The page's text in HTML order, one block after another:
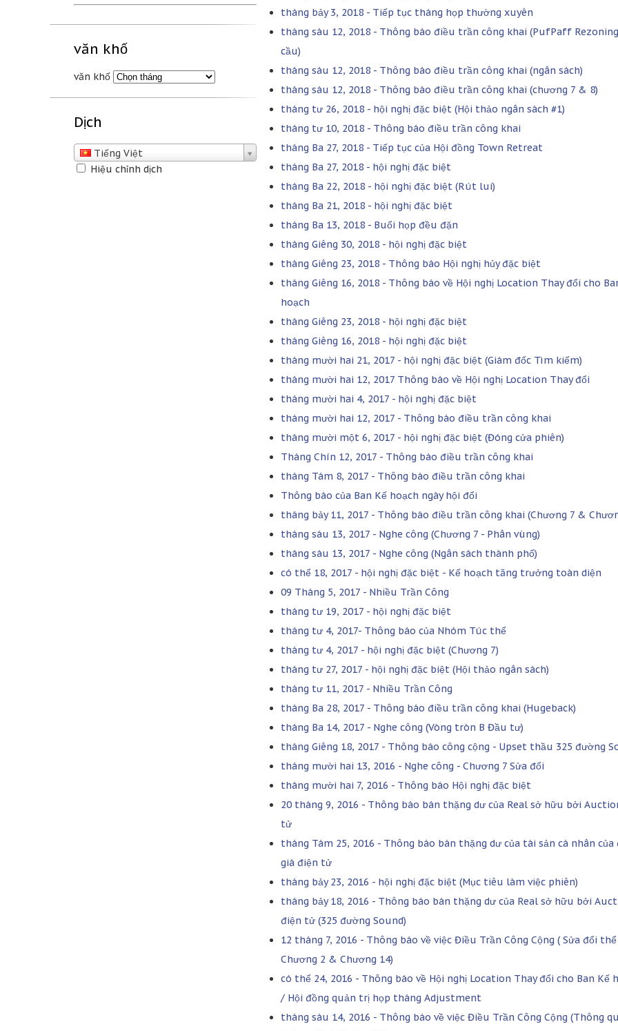
văn khố
văn khố
Dịch
Tiếng Việt
Hiệu chỉnh dịch
tháng bảy 3, 2018 - Tiếp tục tháng họp thường xuyên
tháng sáu 12, 2018 - Thông báo điều trần công khai (PufPaff
cầu)
tháng sáu 12, 2018 - Thông báo điều trần công khai (ngân sách)
tháng sáu 12, 2018 - Thông báo điều trần công khai (chương 7 & 8)
tháng tư 26, 2018 - hội nghị đặc biệt (Hội thảo ngân sách #1)
tháng tư 10, 2018 - Thông báo điều trần công khai
tháng Ba 27, 2018 - Tiếp tục của Hội đồng Town Retreat
tháng Ba 27, 2018 - hội nghị đặc biệt
tháng Ba 22, 2018 - hội nghị đặc biệt (Rút lui)
tháng Ba 21, 2018 - hội nghị đặc biệt
tháng Ba 13, 2018 - Buổi họp đều đặn
tháng Giêng 30, 2018 - hội nghị đặc biệt
tháng Giêng 23, 2018 - Thông báo Hội nghị hủy đặc biệt
tháng Giêng 16, 2018 - Thông báo về Hội nghị Location Thay đổi cho
hoạch
tháng Giêng 23, 2018 - hội nghị đặc biệt
tháng Giêng 16, 2018 - hội nghị đặc biệt
tháng mười hai 21, 2017 - hội nghị đặc biệt (Giám đốc Tìm kiếm)
tháng mười hai 12, 2017 Thông báo về Hội nghị Location Thay đổi
tháng mười hai 4, 2017 - hội nghị đặc biệt
tháng mười hai 12, 2017 - Thông báo điều trần công khai
tháng mười một 6, 2017 - hội nghị đặc biệt (Đóng cửa phiên)
Tháng Chín 12, 2017 - Thông báo điều trần công khai
tháng Tám 8, 2017 - Thông báo điều trần công khai
Thông báo của Ban Kế hoạch ngày hội đổi
tháng bảy 11, 2017 - Thông báo điều trần công khai (Chương 7 &
tháng sáu 13, 2017 - Nghe công (Chương 7 - Phân vùng)
tháng sáu 13, 2017 - Nghe công (Ngân sách thành phố)
có thể 18, 2017 - hội nghị đặc biệt - Kế hoạch tăng trưởng toàn diện
09 Tháng 5, 2017 - Nhiều Trần Công
tháng tư 19, 2017 - hội nghị đặc biệt
tháng tư 4, 2017- Thông báo của Nhóm Túc thể
tháng tư 4, 2017 - hội nghị đặc biệt (Chương 7)
tháng tư 27, 2017 - hội nghị đặc biệt (Hội thảo ngân sách)
tháng tư 11, 2017 - Nhiều Trần Công
tháng Ba 28, 2017 - Thông báo điều trần công khai (Hugeback)
tháng Ba 14, 2017 - Nghe công (Vòng tròn B Đầu tư)
tháng Giêng 18, 2017 - Thông báo công cộng - Upset thầu 325 đường
tháng mười hai 13, 2016 - Nghe công - Chương 7 Sửa đổi
tháng mười hai 7, 2016 - Thông báo Hội nghị đặc biệt
20 tháng 9, 2016 - Thông báo bán thặng dư của Real sở hữu bởi
tử
tháng Tám 25, 2016 - Thông báo bán thặng dư của tài sản cá nhân của
giá điện tử
tháng bảy 23, 2016 - hội nghị đặc biệt (Mục tiêu làm việc phiên)
tháng bảy 18, 2016 - Thông báo bán thặng dư của Real sở hữu bởi
điện tử (325 đường Sound)
12 tháng 7, 2016 - Thông báo về việc Điều Trần Công Cộng ( Sửa đổi thể
Chương 2 & Chương 14)
có thể 24, 2016 - Thông báo về Hội nghị Location Thay đổi cho Ban Kế
/ Hội đồng quản trị họp tháng Adjustment
tháng sáu 14, 2016 - Thông báo về việc Điều Trần Công Cộng (Thông